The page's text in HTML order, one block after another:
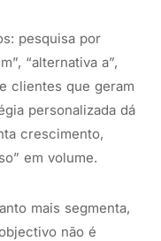
pesquisa por
“alternativa a”,
clientes que geram
personalizada dá
crescimento,
em volume.
mais segmenta,
não é